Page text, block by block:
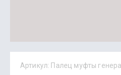
Артикул: Палец муфты